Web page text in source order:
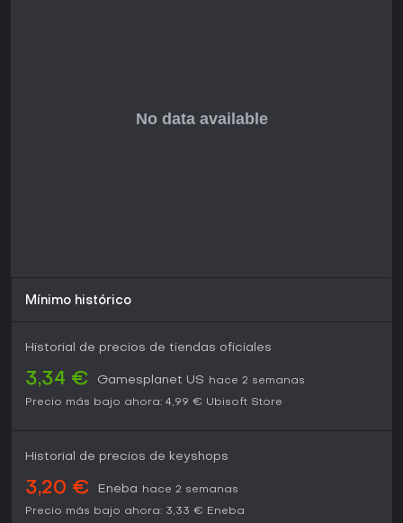
Mínimo histórico
Historial de precios de tiendas oficiales
3,34 € Gamesplanet US
hace 2 semanas
Precio más bajo ahora: 4,99 € Ubisoft Store
Historial de precios de keyshops
3,20 € Eneba
hace 2 semanas
Precio más bajo ahora: 3,33 € Eneba